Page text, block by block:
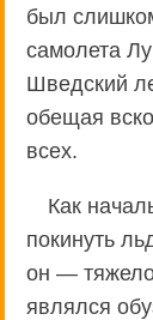
был
самолета
Шведский
обещая
всех.
Как
покинуть
он —
являлся